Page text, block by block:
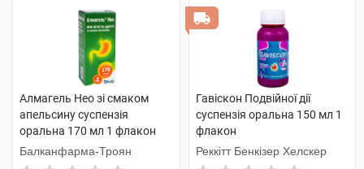
Алмагель Нео зі смаком
апельсину суспензія
оральна 170 мл 1 флакон
Балканфарма-Троян
Гавіскон Подвійної дії
суспензія оральна 150 мл 1
флакон
Реккітт Бенкізер Хелскер